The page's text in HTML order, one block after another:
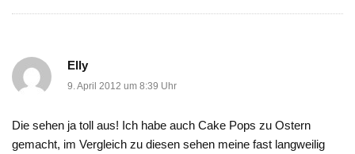
Elly
9. April 2012 um 8:39 Uhr
Die sehen ja toll aus! Ich habe auch Cake Pops zu Ostern
gemacht, im Vergleich zu diesen sehen meine fast langweilig